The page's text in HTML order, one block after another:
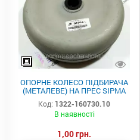
ОПОРНЕ КОЛЕСО ПІДБИРАЧА
(МЕТАЛЕВЕ) НА ПРЕС SIPMA
1322-160-730.10
Код: 1322-160730.10
В наявності
1,00 грн.